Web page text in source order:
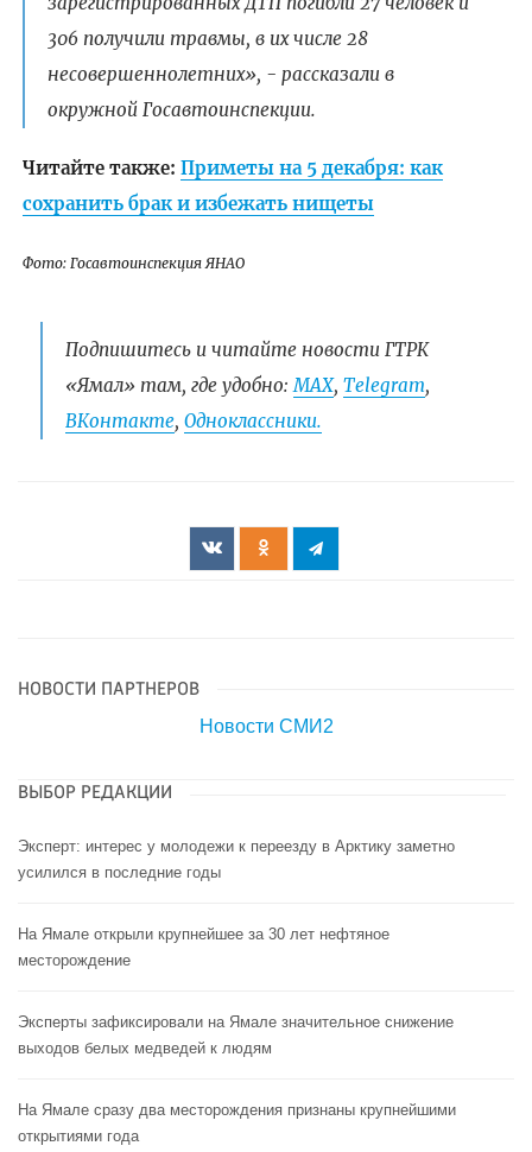
306 получили травмы, в их числе 28
несовершеннолетних», - рассказали в
окружной Госавтоинспекции.
Читайте также: Приметы на 5 декабря: как
сохранить брак и избежать нищеты
Фото: Госавтоинспекция ЯНАО
Подпишитесь и читайте новости ГТРК
«Ямал» там, где удобно:МАХ, Telegram,
ВКонтакте, Одноклассники.
НОВОСТИ ПАРТНЕРОВ
Новости СМИ2
ВЫБОР РЕДАКЦИИ
Эксперт: интерес у молодежи к переезду в Арктику заметно
усилился в последние годы
На Ямале открыли крупнейшее за 30 лет нефтяное
месторождение
Эксперты зафиксировали на Ямале значительное снижение
выходов белых медведей к людям
На Ямале сразу два месторождения признаны крупнейшими
открытиями года